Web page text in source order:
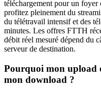
téléchargement pour un
profitez pleinement du
du télétravail intensif et des
minutes. Les offres FTTH
débit réel mesuré dépend du
serveur de destination.
Pourquoi mon upload
mon download ?